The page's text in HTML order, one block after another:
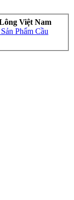
Việt Nam
Phẩm Cầu